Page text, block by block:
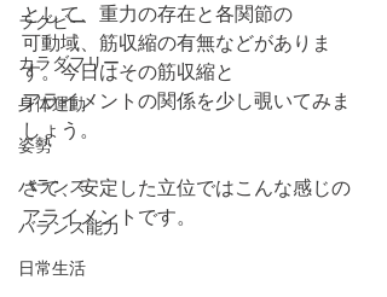
ラグビー
カラダフリー
身体運動
姿勢
バランス
バランス能力
日常生活
として、重力の存在と各関節の
可動域、筋収縮の有無などがありま
す。今日はその筋収縮と
アライメントの関係を少し覗いてみま
しょう。
さて、安定した立位ではこんな感じの
アライメントです。